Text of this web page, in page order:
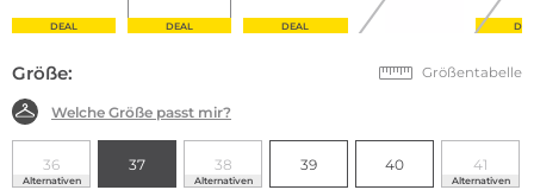
DEAL DEAL DEAL
Größe: Größentabelle
Welche Größe passt mir?
36
Alternativen
37 38
Alternativen
39 40 41
Alternativen